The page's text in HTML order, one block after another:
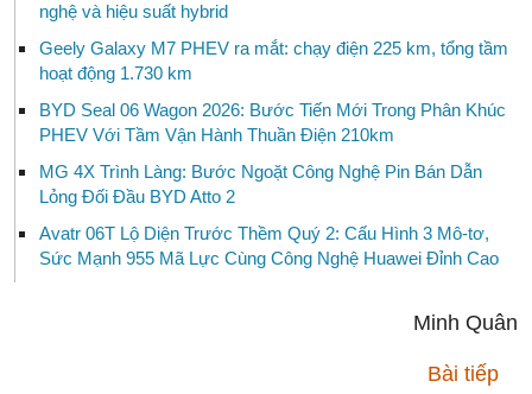
nghệ và hiệu suất hybrid
Geely Galaxy M7 PHEV ra mắt: chạy điện 225 km, tổng tầm
hoạt động 1.730 km
BYD Seal 06 Wagon 2026: Bước Tiến Mới Trong Phân Khúc
PHEV Với Tầm Vận Hành Thuần Điện 210km
MG 4X Trình Làng: Bước Ngoặt Công Nghệ Pin Bán Dẫn
Lỏng Đối Đầu BYD Atto 2
Avatr 06T Lộ Diện Trước Thềm Quý 2: Cấu Hình 3 Mô-tơ,
Sức Mạnh 955 Mã Lực Cùng Công Nghệ Huawei Đỉnh Cao
Minh Quân
Bài tiếp